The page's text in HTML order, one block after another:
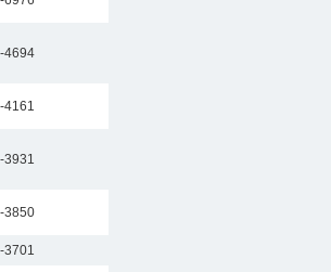
4694
4161
3931
3850
3701